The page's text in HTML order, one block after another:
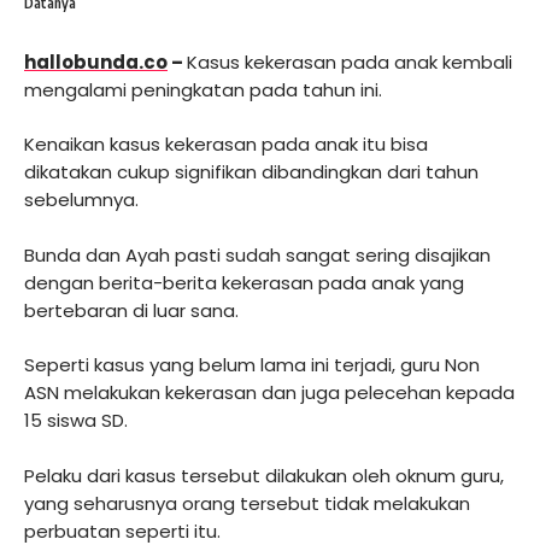
hallobunda.co–Kasus kekerasan pada anak kembali
mengalami peningkatan pada tahun ini.
Kenaikan kasus kekerasan pada anak itu bisa
dikatakan cukup signifikan dibandingkan dari tahun
sebelumnya.
Bunda dan Ayah pasti sudah sangat sering disajikan
dengan berita-berita kekerasan pada anak yang
bertebaran di luar sana.
Seperti kasus yang belum lama ini terjadi, guru Non
ASN melakukan kekerasan dan juga pelecehan kepada
15 siswa SD.
Pelaku dari kasus tersebut dilakukan oleh oknum guru,
yang seharusnya orang tersebut tidak melakukan
perbuatan seperti itu.